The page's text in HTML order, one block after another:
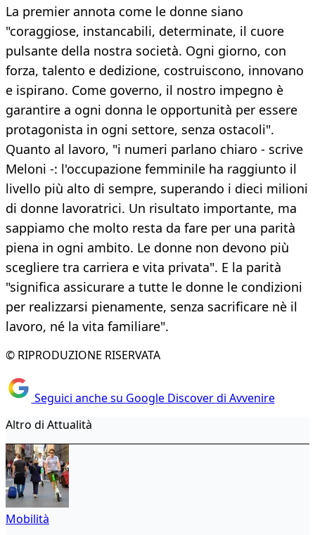
La premier annota come le donne siano
"coraggiose, instancabili, determinate, il cuore
pulsante della nostra società. Ogni giorno, con
forza, talento e dedizione, costruiscono, innovano
e ispirano. Come governo, il nostro impegno è
garantire a ogni donna le opportunità per essere
protagonista in ogni settore, senza ostacoli".
Quanto al lavoro, "i numeri parlano chiaro - scrive
Meloni -: l'occupazione femminile ha raggiunto il
livello più alto di sempre, superando i dieci milioni
di donne lavoratrici. Un risultato importante, ma
sappiamo che molto resta da fare per una parità
piena in ogni ambito. Le donne non devono più
scegliere tra carriera e vita privata". E la parità
"significa assicurare a tutte le donne le condizioni
per realizzarsi pienamente, senza sacrificare nè il
lavoro, né la vita familiare".
© RIPRODUZIONE RISERVATA
Seguici anche su Google Discover di Avvenire
Altro di Attualità
Mobilità